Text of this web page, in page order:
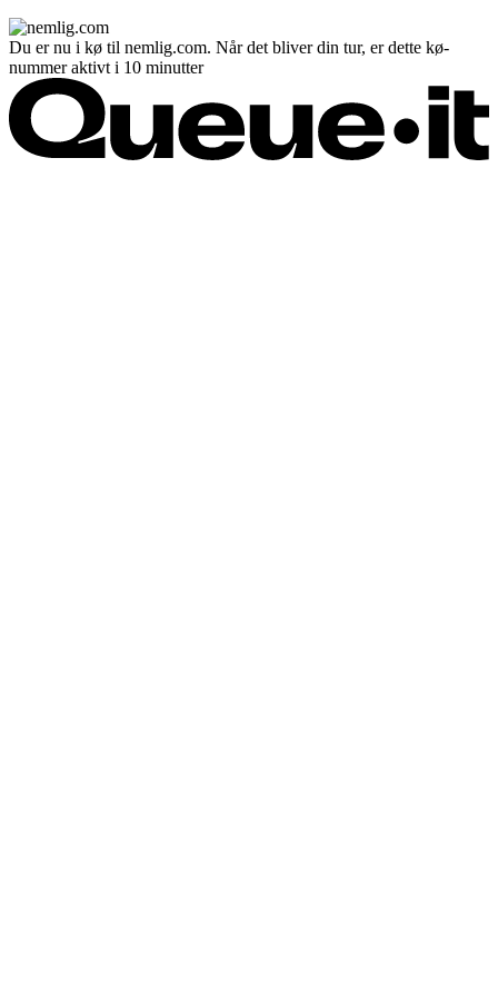
Du er nu i kø til nemlig.com. Når det bliver din tur, er dette kø-
nummer aktivt i 10 minutter